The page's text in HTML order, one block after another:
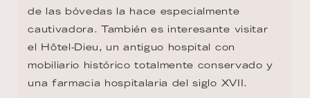
de las bóvedas la hace especialmente
cautivadora. También es interesante visitar
el Hôtel-Dieu, un antiguo hospital con
mobiliario histórico totalmente conservado y
una farmacia hospitalaria del siglo XVII.